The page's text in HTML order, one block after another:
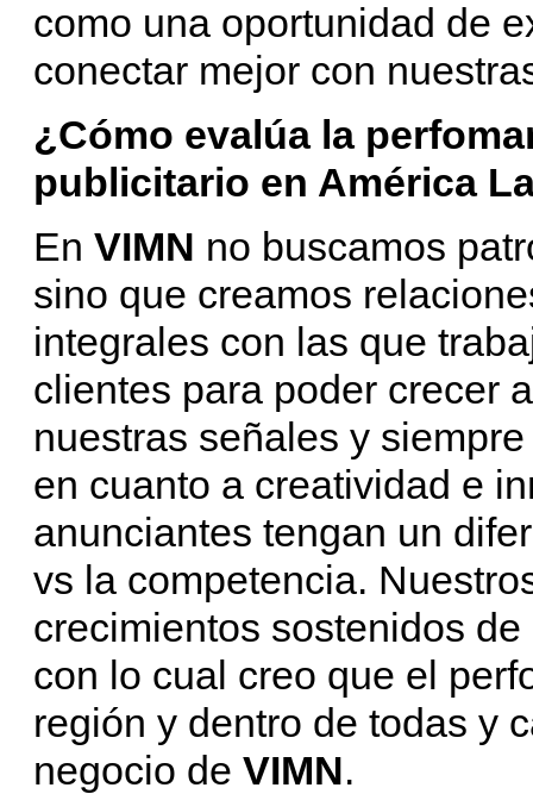
como una oportunidad de
conectar mejor con
¿Cómo evalúa la
publicitario en América
En VIMN no buscamos
sino que creamos
integrales con las que
clientes para poder crecer
nuestras señales y
en cuanto a creatividad e
anunciantes tengan un
vs la competencia.
crecimientos sostenidos
con lo cual creo que el
región y dentro de todas y
negocio de VIMN.